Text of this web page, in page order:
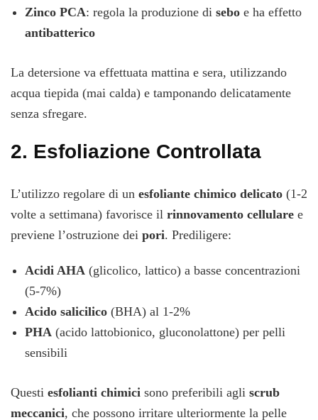
Zinco PCA: regola la produzione di sebo e ha effetto
antibatterico
La detersione va effettuata mattina e sera, utilizzando
acqua tiepida (mai calda) e tamponando delicatamente
senza sfregare.
2. Esfoliazione Controllata
L’utilizzo regolare di un esfoliante chimico delicato (1-2
volte a settimana) favorisce il rinnovamento cellulare e
previene l’ostruzione dei pori. Prediligere:
Acidi AHA (glicolico, lattico) a basse concentrazioni
(5-7%)
Acido salicilico (BHA) al 1-2%
PHA (acido lattobionico, gluconolattone) per pelli
sensibili
Questi esfolianti chimici sono preferibili agli scrub
meccanici, che possono irritare ulteriormente la pelle